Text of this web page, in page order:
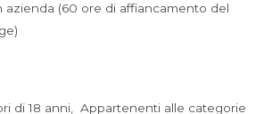
azienda (60 ore di affiancamento del
di 18 anni, Appartenenti alle categorie